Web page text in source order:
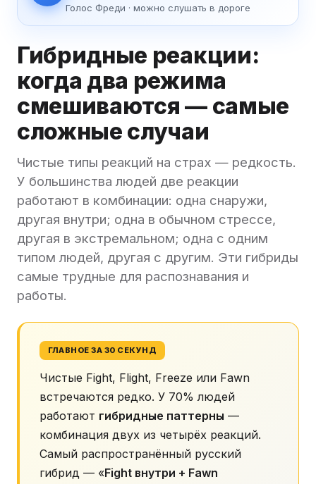
Голос Фреди · можно слушать в дороге
Гибридные реакции:
когда два режима
смешиваются — самые
сложные случаи
Чистые типы реакций на страх — редкость.
У большинства людей две реакции
работают в комбинации: одна снаружи,
другая внутри; одна в обычном стрессе,
другая в экстремальном; одна с одним
типом людей, другая с другим. Эти гибриды
самые трудные для распознавания и
работы.
ГЛАВНОЕ ЗА 30 СЕКУНД
Чистые Fight, Flight, Freeze или Fawn
встречаются редко. У 70% людей
работают гибридные паттерны —
комбинация двух из четырёх реакций.
Самый распространённый русский
гибрид — «Fight внутри + Fawn